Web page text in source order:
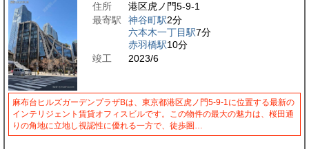
住所
港区虎ノ門5-9-1
最寄駅
神谷町駅2分
六本木一丁目駅7分
赤羽橋駅10分
竣工
2023/6
麻布台ヒルズガーデンプラザBは、東京都港区虎ノ門5-9-1に位置する最新の
インテリジェント賃貸オフィスビルです。この物件の最大の魅力は、桜田通
りの角地に立地し視認性に優れる一方で、徒歩圏…